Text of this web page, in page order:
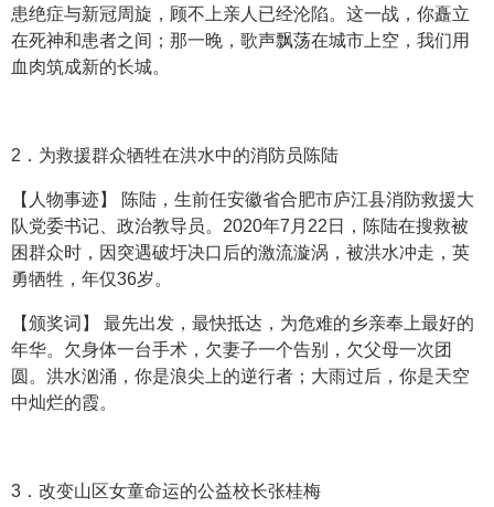
患绝症与新冠周旋，顾不上亲人已经沦陷。这一战，你矗立
在死神和患者之间；那一晚，歌声飘荡在城市上空，我们用
血肉筑成新的长城。
2．为救援群众牺牲在洪水中的消防员陈陆
【人物事迹】 陈陆，生前任安徽省合肥市庐江县消防救援大
队党委书记、政治教导员。2020年7月22日，陈陆在搜救被
困群众时，因突遇破圩决口后的激流漩涡，被洪水冲走，英
勇牺牲，年仅36岁。
【颁奖词】 最先出发，最快抵达，为危难的乡亲奉上最好的
年华。欠身体一台手术，欠妻子一个告别，欠父母一次团
圆。洪水汹涌，你是浪尖上的逆行者；大雨过后，你是天空
中灿烂的霞。
3．改变山区女童命运的公益校长张桂梅